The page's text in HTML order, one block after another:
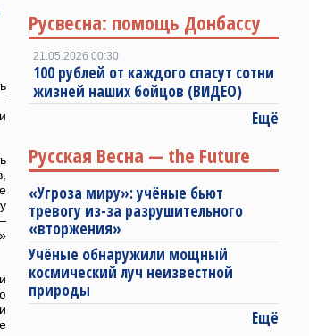
Русвесна: помощь Донбассу
21.05.2026 00:30
100 рублей от каждого спасут сотни
жизней наших бойцов (ВИДЕО)
Ещё
Русская Весна — the Future
«Угроза миру»: учёные бьют
тревогу из-за разрушительного
«вторжения»
Учёные обнаружили мощный
космический луч неизвестной
природы
Ещё